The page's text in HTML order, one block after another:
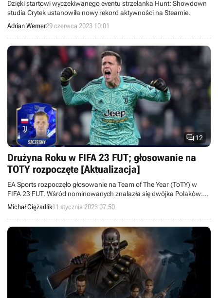
Dzięki startowi wyczekiwanego eventu strzelanka Hunt: Showdown
studia Crytek ustanowiła nowy rekord aktywności na Steamie.
Adrian Werner29 czerwca 2023 10:01
12
Drużyna Roku w FIFA 23 FUT; głosowanie na
TOTY rozpoczęte [Aktualizacja]
EA Sports rozpoczęło głosowanie na Team of The Year (ToTY) w
FIFA 23 FUT. Wśród nominowanych znalazła się dwójka Polaków:
Robert Lewandowski oraz Wojciech Szczęsny.
Michał Ciężadlik11 stycznia 2023 07:50